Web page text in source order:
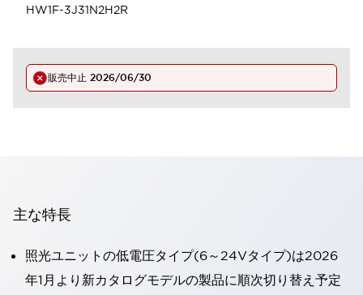
HW1F-3J31N2H2R
販売中止 2026/06/30
主な特長
照光ユニットの低電圧タイプ(6～24Vタイプ)は2026
年1月より新カタログモデルの製品に順次切り替え予定